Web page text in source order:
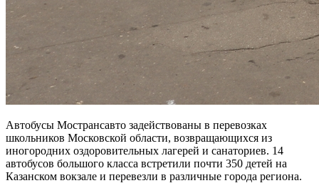
Автобусы Мострансавто задействованы в перевозках
школьников Московской области, возвращающихся из
иногородних оздоровительных лагерей и санаториев. 14
автобусов большого класса встретили почти 350 детей на
Казанском вокзале и перевезли в различные города региона.